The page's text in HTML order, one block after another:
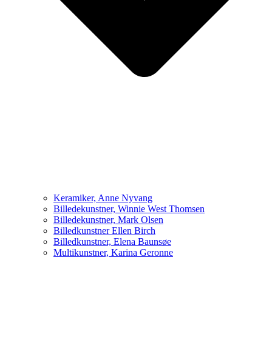
Keramiker, Anne Nyvang
Billedekunstner, Winnie West Thomsen
Billedekunstner, Mark Olsen
Billedkunstner Ellen Birch
Billedkunstner, Elena Baunsøe
Multikunstner, Karina Geronne